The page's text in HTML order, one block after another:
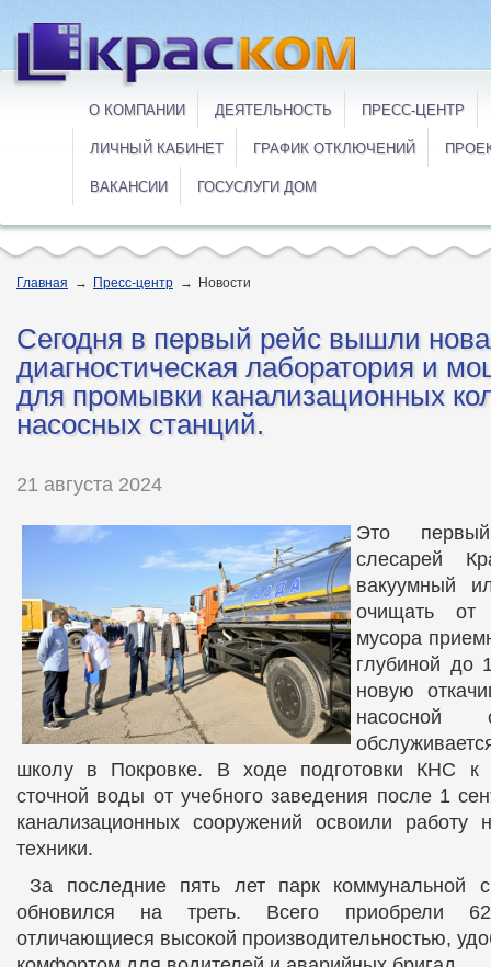
О КОМПАНИИ ДЕЯТЕЛЬНОСТЬ ПРЕСС-ЦЕНТР
ЛИЧНЫЙ КАБИНЕТ ГРАФИК ОТКЛЮЧЕНИЙ
ВАКАНСИИ ГОСУСЛУГИ ДОМ
Главная → Пресс-центр → Новости
Сегодня в первый рейс вышли
диагностическая лаборатория и
для промывки канализационных
насосных станций.
21 августа 2024
Это
слесарей
вакуумный
очищать от
мусора
глубиной до
новую
насосной
школу в Покровке. В ходе подготовки КНС к
сточной воды от учебного заведения после 1
канализационных сооружений освоили работу
техники.
За последние пять лет парк коммунальной
обновился на треть. Всего приобрели
отличающиеся высокой производительностью,